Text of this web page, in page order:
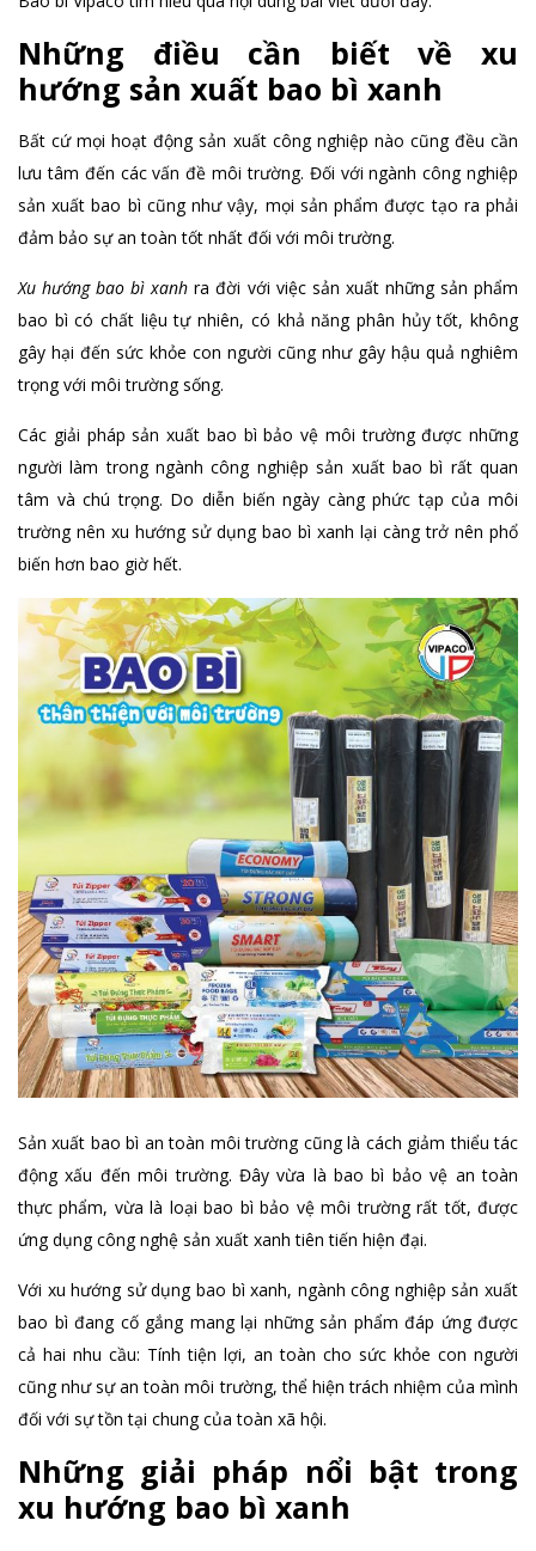
Những điều cần biết về xu
hướng sản xuất bao bì xanh
Bất cứ mọi hoạt động sản xuất công nghiệp nào cũng đều cần
lưu tâm đến các vấn đề môi trường. Đối với ngành công nghiệp
sản xuất bao bì cũng như vậy, mọi sản phẩm được tạo ra phải
đảm bảo sự an toàn tốt nhất đối với môi trường.
Xu hướng bao bì xanh ra đời với việc sản xuất những sản phẩm
bao bì có chất liệu tự nhiên, có khả năng phân hủy tốt, không
gây hại đến sức khỏe con người cũng như gây hậu quả nghiêm
trọng với môi trường sống.
Các giải pháp sản xuất bao bì bảo vệ môi trường được những
người làm trong ngành công nghiệp sản xuất bao bì rất quan
tâm và chú trọng. Do diễn biến ngày càng phức tạp của môi
trường nên xu hướng sử dụng bao bì xanh lại càng trở nên phổ
biến hơn bao giờ hết.
Sản xuất bao bì an toàn môi trường cũng là cách giảm thiểu tác
động xấu đến môi trường. Đây vừa là bao bì bảo vệ an toàn
thực phẩm, vừa là loại bao bì bảo vệ môi trường rất tốt, được
ứng dụng công nghệ sản xuất xanh tiên tiến hiện đại.
Với xu hướng sử dụng bao bì xanh, ngành công nghiệp sản xuất
bao bì đang cố gắng mang lại những sản phẩm đáp ứng được
cả hai nhu cầu: Tính tiện lợi, an toàn cho sức khỏe con người
cũng như sự an toàn môi trường, thể hiện trách nhiệm của mình
đối với sự tồn tại chung của toàn xã hội.
Những giải pháp nổi bật trong
xu hướng bao bì xanh